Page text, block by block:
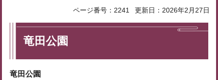
ページ番号：2241 更新日：2026年2月27日
竜田公園
竜田公園